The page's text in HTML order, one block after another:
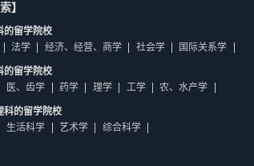
】
的留学院校
法学 经济、经营、商学 社会学 国际关系学
的留学院校
医、齿学 药学 理学 工学 农、水产学
科的留学院校
生活科学 艺术学 综合科学